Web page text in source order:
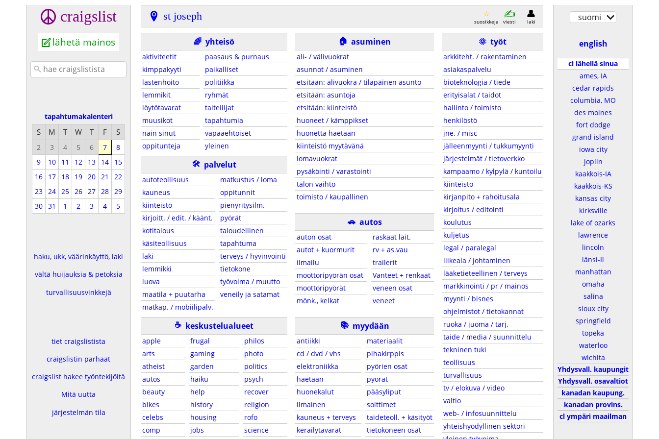
craigslist
lähetä mainos
tapahtumakalenteri
S M T W T F S
2 3 4 5 6 7
8
9
10 11 12 13 14
15
16
17 18 19 20 21
22
23 24 25 26 27 28 29
30 31 1 2 3 4 5
haku, ukk, väärinkäyttö, laki
vältä huijauksia & petoksia
turvallisuusvinkkejä
tiet craigslistista
craigslistin parhaat
craigslist hakee työntekijöitä
Mitä uutta
järjestelmän tila
st joseph suosikkeja viesti laki
🌈 yhteisö
aktiviteetit
kimppakyyti
lastenhoito
lemmikit
löytötavarat
muusikot
näin sinut
oppitunteja
paasaus & purnaus
paikalliset
politiikka
ryhmät
taiteilijat
tapahtumia
vapaaehtoiset
yleinen
🛠 palvelut
autoteollisuus
kauneus
kiinteistö
kirjoitt. / edit. / käänt.
kotitalous
käsiteollisuus
laki
lemmikki
luova
maatila + puutarha
matkap. / mobiilipalv.
matkustus / loma
oppitunnit
pienyritysilm.
pyörät
taloudellinen
tapahtuma
terveys / hyvinvointi
tietokone
työvoima / muutto
veneily ja satamat
☕ keskustelualueet
apple
arts
atheist
autos
beauty
bikes
celebs
comp
frugal
gaming
garden
haiku
help
history
housing
jobs
philos
photo
politics
psych
recover
religion
rofo
science
🏠 asuminen
ali- / välivuokrat
asunnot / asuminen
etsitään: alivuokra / tilapäinen asunto
etsitään: asuntoja
etsitään: kiinteistö
huoneet / kämppikset
huonetta haetaan
kiinteistö myytävänä
lomavuokrat
pysäköinti / varastointi
talon vaihto
toimisto / kaupallinen
🚗 autos
auton osat
autot + kuormurit
ilmailu
moottoripyörän osat
moottoripyörät
mönk., kelkat
raskaat lait.
rv + as.vau
trailerit
Vanteet + renkaat
veneen osat
veneet
📚 myydään
antiikki
cd / dvd / vhs
elektroniikka
haetaan
huonekalut
ilmainen
kauneus + terveys
keräilytavarat
materiaalit
pihakirppis
pyörien osat
pyörät
pääsyliput
soittimet
taideteoll. + käsityöt
tietokoneen osat
🌞 työt
arkkiteht. / rakentaminen
asiakaspalvelu
bioteknologia / tiede
erityisalat / taidot
hallinto / toimisto
henkilöstö
jne. / misc
jälleenmyynti / tukkumyynti
järjestelmät / tietoverkko
kampaamo / kylpylä / kuntoilu
kiinteistö
kirjanpito + rahoitusala
kirjoitus / editointi
koulutus
kuljetus
legal / paralegal
liikeala / johtaminen
lääketieteellinen / terveys
markkinointi / pr / mainos
myynti / bisnes
ohjelmistot / tietokannat
ruoka / juoma / tarj.
taide / media / suunnittelu
tekninen tuki
teollisuus
turvallisuus
tv / elokuva / video
valtio
web- / infosuunnittelu
yhteishyödyllinen sektori
suomi
english
cl lähellä sinua
ames, IA
cedar rapids
columbia, MO
des moines
fort dodge
grand island
iowa city
joplin
kaakkois-IA
kaakkois-KS
kansas city
kirksville
lake of ozarks
lawrence
lincoln
länsi-Il
manhattan
omaha
salina
sioux city
springfield
topeka
waterloo
wichita
Yhdysvall. kaupungit
Yhdysvall. osavaltiot
kanadan kaupung.
kanadan provins.
cl ympäri maailman